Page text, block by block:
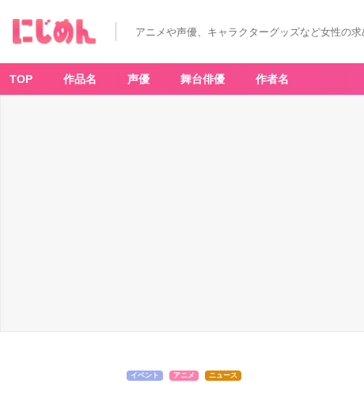
アニメや声優、キャラクターグッズなど女性の
TOP 作品名 声優 舞台俳優 作者名
イベント アニメ ニュース